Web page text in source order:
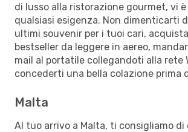
di lusso alla ristorazione gourmet, vi
qualsiasi esigenza. Non dimenticarti
ultimi souvenir per i tuoi cari,
bestseller da leggere in aereo,
mail al portatile collegandoti alla rete
concederti una bella colazione prima
Malta
Al tuo arrivo a Malta, ti consigliamo